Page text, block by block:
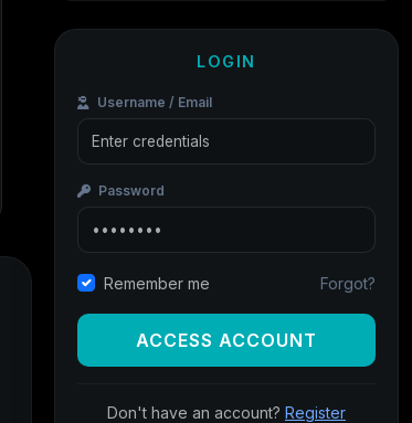
LOGIN
Username / Email
Password
Remember me Forgot?
ACCESS ACCOUNT
Don't have an account? Register